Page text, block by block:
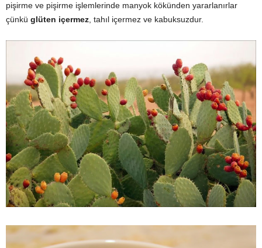
pişirme ve pişirme işlemlerinde manyok kökünden yararlanırlar
çünkü glüten içermez , tahıl içermez ve kabuksuzdur.